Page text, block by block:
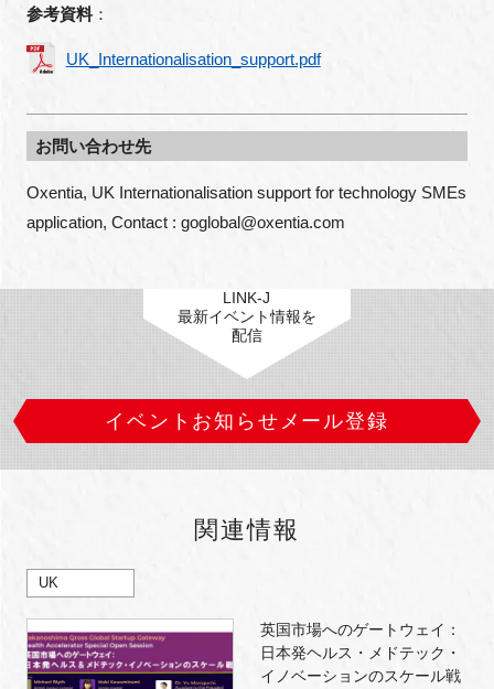
参考資料：
UK_Internationalisation_support.pdf
お問い合わせ先
Oxentia, UK Internationalisation support for technology SMEs
application, Contact : goglobal@oxentia.com
LINK-J
最新イベント情報を
配信
イベントお知らせメール登録
関連情報
UK
英国市場へのゲートウェイ：
日本発ヘルス・メドテック・
イノベーションのスケール戦